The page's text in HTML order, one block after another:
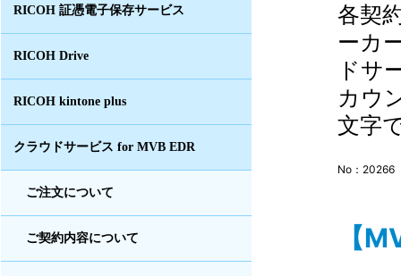
RICOH 証憑電子保存サービス
RICOH Drive
RICOH kintone plus
クラウドサービス for MVB EDR
ご注文について
ご契約内容について
各契
ーカ
ドサ
カウ
文字
No：20266
【